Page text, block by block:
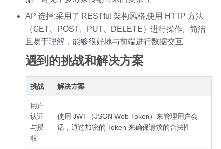
API选择:采用了 RESTful 架构风格,使用 HTTP 方法
（GET、POST、PUT、DELETE）进行操作。简洁
且易于理解，能够很好地与前端进行数据交互.
遇到的挑战和解决方案
挑战 解决方案
用户
认证
与授
权
使用 JWT（JSON Web Token）来管理用户会
话，通过加密的 Token 来确保请求的合法性